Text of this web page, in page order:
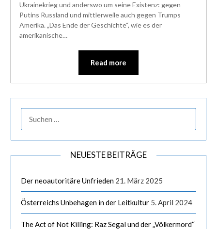
Ukrainekrieg und anderswo um seine Existenz: gegen
Putins Russland und mittlerweile auch gegen Trumps
Amerika. „Das Ende der Geschichte“, wie es der
amerikanische…
Read more
NEUESTE BEITRÄGE
Der neoautoritäre Unfrieden 21. März 2025
Österreichs Unbehagen in der Leitkultur 5. April 2024
The Act of Not Killing: Raz Segal und der „Völkermord“